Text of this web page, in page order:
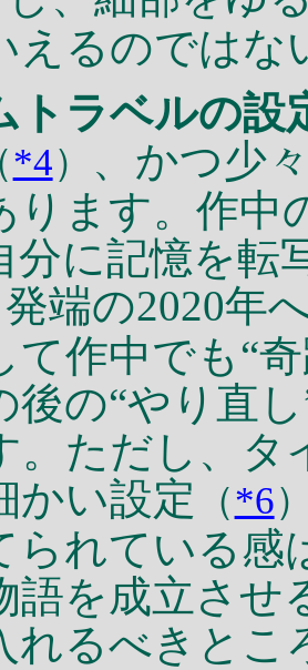
えるのではな
トラベルの設
*4）
、かつ少
ります。作中
分に記憶を転
発端の2020年
て作中でも“
後の“やり直
。ただし、タ
かい設定 （*6
られている感
語を成立させ
れるべきとこ